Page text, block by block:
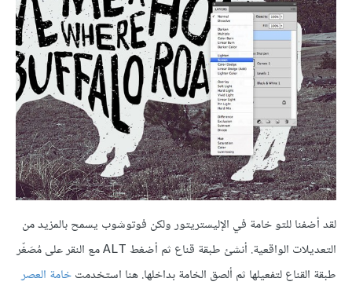
لقد أضفنا للتو خامة في الإليستريتور ولكن فوتوشوب يسمح بالمزيد من
التعديلات الواقعية. أنشئ طبقة قناع ثم أضغط ALT مع النقر على مُصَغّر
طبقة القناع لتفعيلها ثم ألصق الخامة بداخلها. هنا استخدمتخامة العصر